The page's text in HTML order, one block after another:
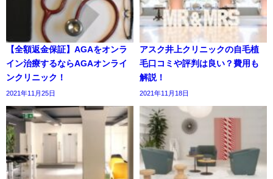
【全額返金保証】AGAをオンラ
イン治療するならAGAオンライ
ンクリニック！
2021年11月25日
アスク井上クリニックの自毛植
毛口コミや評判は良い？費用も
解説！
2021年11月18日